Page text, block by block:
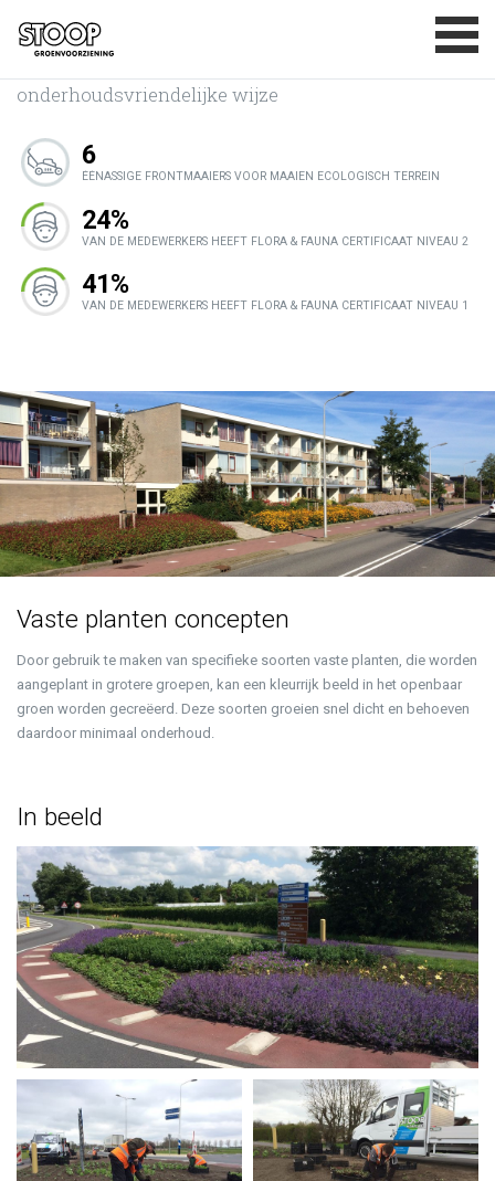
BASISDOELSTELLINGEN
MAATSCHAPPELIJK VERANTWOORD
ONDERNEMEN
PRIVACYVERKLARING
Vaste planten toepassen op een
onderhoudsvriendelijke wijze
6
ÉÉNASSIGE FRONTMAAIERS VOOR MAAIEN ECOLOGISCH TERREIN
24%
VAN DE MEDEWERKERS HEEFT FLORA & FAUNA CERTIFICAAT NIVEAU 2
41%
VAN DE MEDEWERKERS HEEFT FLORA & FAUNA CERTIFICAAT NIVEAU 1
Vaste planten concepten
Door gebruik te maken van specifieke soorten vaste planten, die worden
aangeplant in grotere groepen, kan een kleurrijk beeld in het openbaar
groen worden gecreëerd. Deze soorten groeien snel dicht en behoeven
daardoor minimaal onderhoud.
In beeld